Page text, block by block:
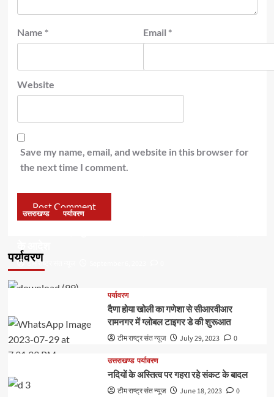
Name * Email *
Website
Save my name, email, and website in this browser for
the next time I comment.
पर्यावरण
उत्तराखण्ड पर्यावरण
के आदेश
टीम राष्ट्र संत न्यूज
पर्यावरण
दैणा होया खोली का गणेशा से सीआरवीआर
रामनगर में ग्लोबल टाइगर डे की शुरूआत
टीम राष्ट्र संत न्यूज July 29, 2023 0
उत्तराखण्ड पर्यावरण
नदियों के अस्तित्व पर गहरा रहे संकट के बादल
टीम राष्ट्र संत न्यूज June 18, 2023 0